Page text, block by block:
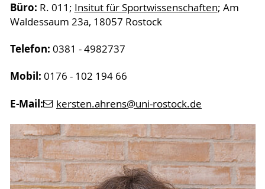
Büro: R. 011; Insitut für Sportwissenschaften; Am
Waldessaum 23a, 18057 Rostock
Telefon: 0381 - 4982737
Mobil: 0176 - 102 194 66
E-Mail: kersten.ahrens@uni-rostock.de